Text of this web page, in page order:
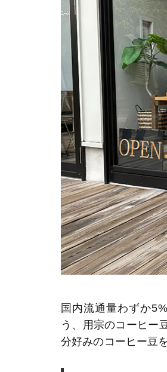
国内流通量わずか
う、用宗のコーヒー
分好みのコーヒー豆